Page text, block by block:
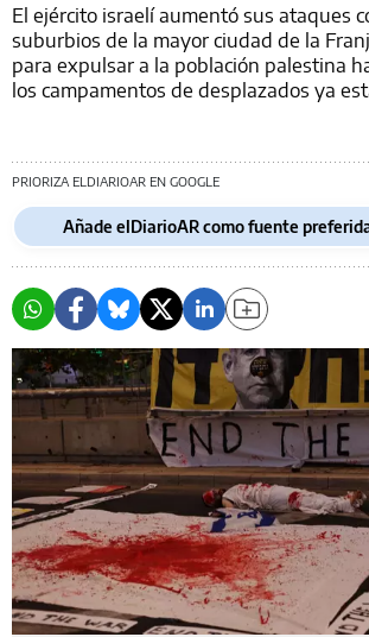
El ejército israelí aumentó sus ataques
suburbios de la mayor ciudad de la
para expulsar a la población palestina
los campamentos de desplazados ya
PRIORIZA ELDIARIOAR EN GOOGLE
Añade elDiarioAR como fuente